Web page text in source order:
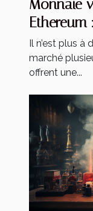
Monnaie
Il n’est plus à
marché
offrent une...